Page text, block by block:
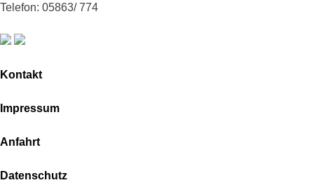
Telefon: 05863/ 774
Kontakt
Impressum
Anfahrt
Datenschutz